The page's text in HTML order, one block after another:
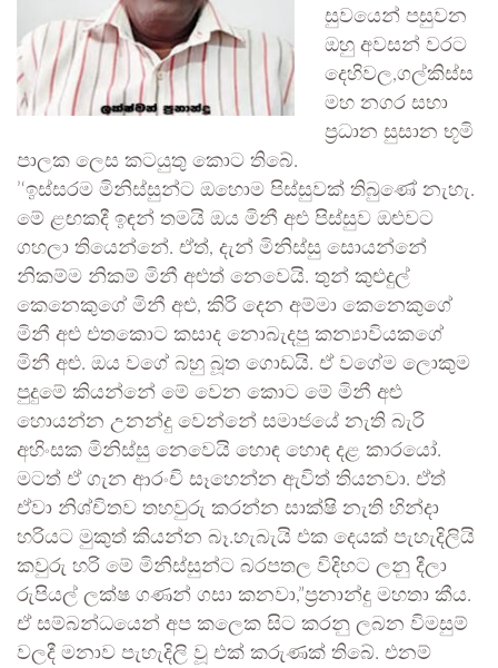
සුවයෙන් පසුවන
ඔහු අවසන් වරට
දෙහිවල,ගල්කිස්ස
මහ නගර සභා
ප්‍රධාන සුසාන භූමි
පාලක ලෙස කටයුතු කොට තිබේ.
’‘ඉස්සරම මිනිස්සුන්ට ඔහොම පිස්සුවක් තිබුණේ නැහැ.
මේ ළඟකදී ඉඳන් තමයි ඔය මිනී අළු පිස්සුව ඔළුවට
ගහලා තියෙන්නේ. ඒත්, දැන් මිනිස්සු සොයන්නේ
නිකම්ම නිකම් මිනී අළුත් නෙවෙයි. තුන් කුළුදුල්
කෙනෙකුගේ මිනී අළු, කිරි දෙන අම්මා කෙනෙකුගේ
මිනී අළු එතකොට කසාද නොබැදපු කන්‍යාවියකගේ
මිනී අළු. ඔය වගේ බහු බූත ගොඩයි. ඒ වගේම ලොකුම
පුදුමේ කියන්නේ මේ වෙන කොට මේ මිනී අළු
හොයන්න උනන්දු වෙන්නේ සමාජයේ නැති බැරි
අහිංසක මිනිස්සු නෙවෙයි හොඳ හොඳ දළ කාරයෝ.
මටත් ඒ ගැන ආරංචි සෑහෙන්න ඇවිත් තියනවා. ඒත්
ඒවා නිශ්චිතව තහවුරු කරන්න සාක්ෂි නැති හින්දා
හරියට මුකුත් කියන්න බෑ.හැබැයි එක දෙයක් පැහැදිලියි
කවුරු හරි මේ මිනිස්සුන්ට බරපතල විදිහට ලනු දීලා
රුපියල් ලක්ෂ ගණන් ගසා කනවා,”ප්‍රනාන්දු මහතා කීය.
ඒ සම්බන්ධයෙන් අප කලෙක සිට කරනු ලබන විමසුම්
වලදී මනාව පැහැදිලි වූ එක් කරුණක් තිබේ. එනම්